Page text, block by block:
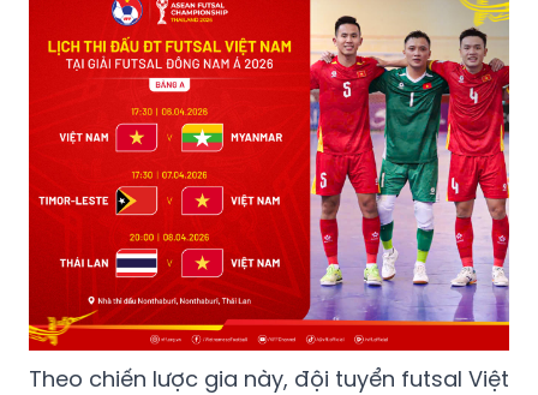
Theo chiến lược gia này, đội tuyển futsal Việt